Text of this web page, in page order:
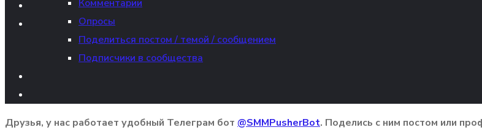
Комментарии
Опросы
Поделиться постом / темой / сообщением
Подписчики в сообщества
Друзья, у нас работает удобный Телеграм бот @SMMPusherBot. Поделись с ним постом или